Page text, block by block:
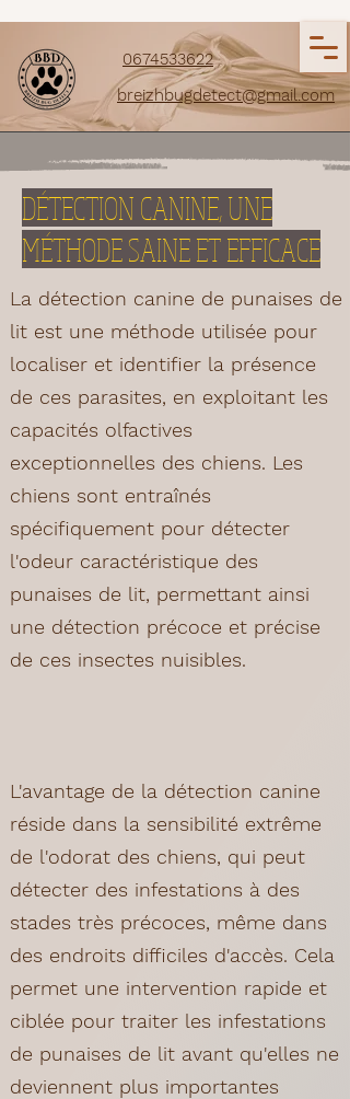
0674533622
breizhbugdetect@gmail.com
DÉTECTION CANINE, UNE
MÉTHODE SAINE ET EFFICACE
La détection canine de punaises de
lit est une méthode utilisée pour
localiser et identifier la présence
de ces parasites, en exploitant les
capacités olfactives
exceptionnelles des chiens. Les
chiens sont entraînés
spécifiquement pour détecter
l'odeur caractéristique des
punaises de lit, permettant ainsi
une détection précoce et précise
de ces insectes nuisibles.
L'avantage de la détection canine
réside dans la sensibilité extrême
de l'odorat des chiens, qui peut
détecter des infestations à des
stades très précoces, même dans
des endroits difficiles d'accès. Cela
permet une intervention rapide et
ciblée pour traiter les infestations
de punaises de lit avant qu'elles ne
deviennent plus importantes